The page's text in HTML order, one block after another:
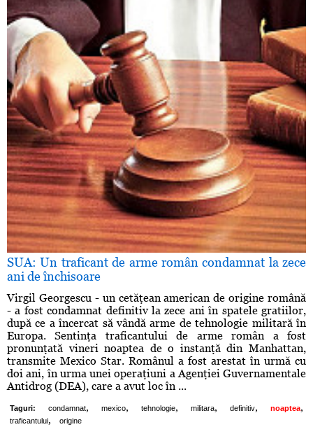
SUA: Un traficant de arme român condamnat la zece
ani de închisoare
Virgil Georgescu - un cetăţean american de origine română
- a fost condamnat definitiv la zece ani în spatele gratiilor,
după ce a încercat să vândă arme de tehnologie militară în
Europa. Sentinţa traficantului de arme român a fost
pronunţată vineri noaptea de o instanţă din Manhattan,
transmite Mexico Star. Românul a fost arestat în urmă cu
doi ani, în urma unei operaţiuni a Agenţiei Guvernamentale
Antidrog (DEA), care a avut loc în ...
Taguri: condamnat, mexico, tehnologie, militara, definitiv, noaptea,
traficantului, origine